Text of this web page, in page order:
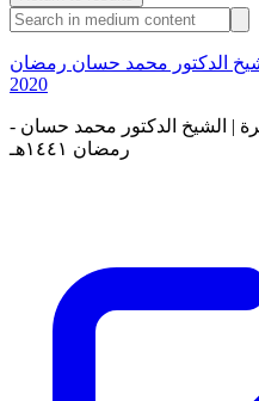
الدكتور محمد حسان رمضان
2020
| الشيخ الدكتور محمد حسان -
رمضان ١٤٤١هـ